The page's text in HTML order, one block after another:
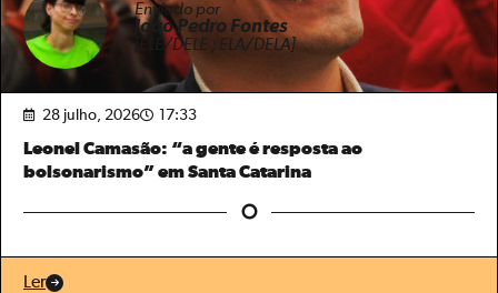
Enviado por
João Pedro Fontes
[ELE/DELE ; ELA/DELA]
28 julho, 2026 17:33
Leonel Camasão: “a gente é resposta ao
bolsonarismo” em Santa Catarina
Ler